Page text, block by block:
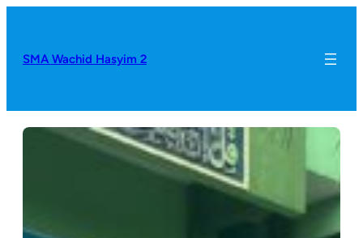
SMA Wachid Hasyim 2